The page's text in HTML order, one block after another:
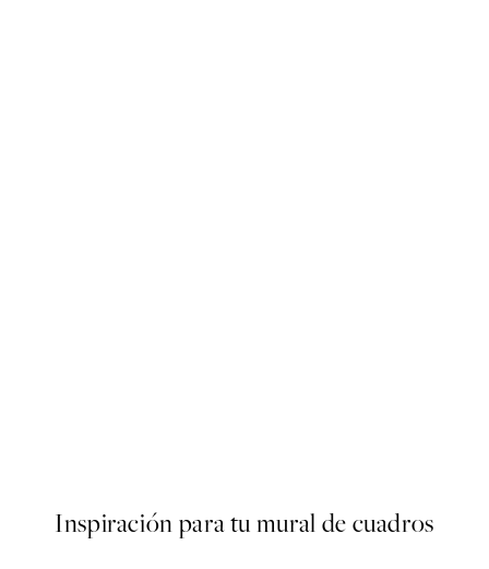
Inspiración para tu mural de cuadros